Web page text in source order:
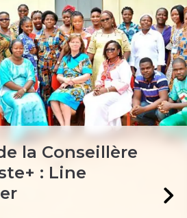
la Conseillère
: Line